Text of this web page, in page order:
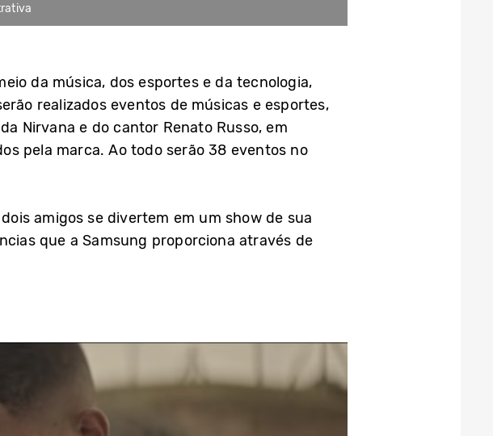
da música, dos esportes e da tecnologia,
realizados eventos de músicas e esportes,
Nirvana e do cantor Renato Russo, em
pela marca. Ao todo serão 38 eventos no
dois amigos se divertem em um show de sua
que a Samsung proporciona através de